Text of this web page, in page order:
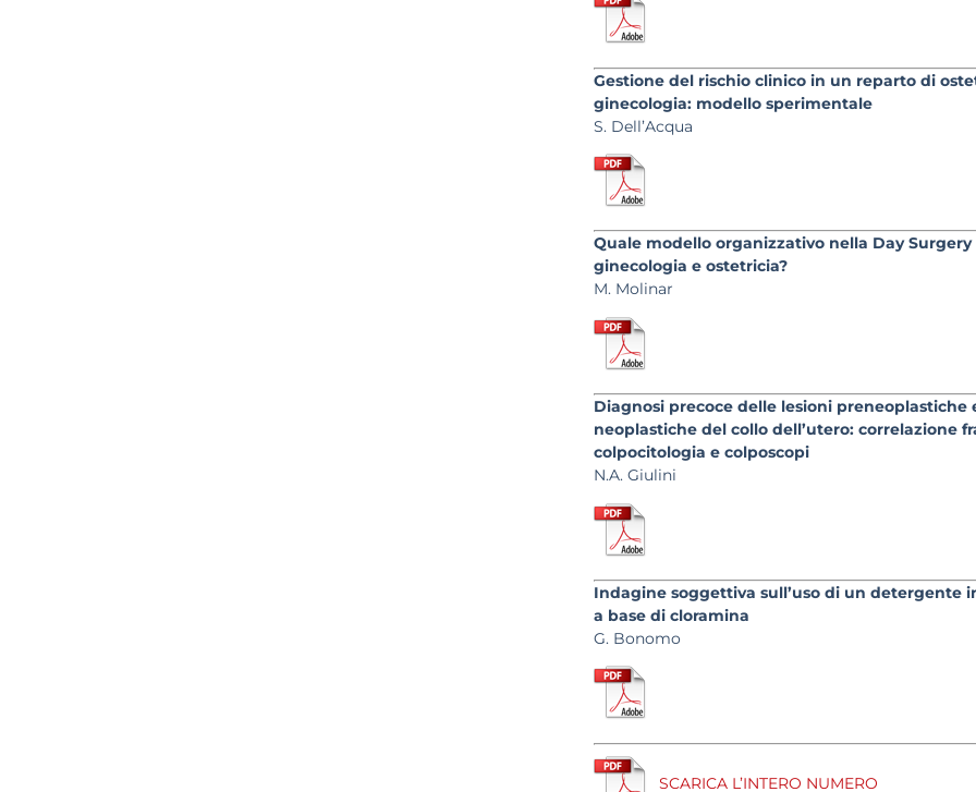
Gestione del rischio clinico in un reparto di
ginecologia: modello sperimentale
S. Dell’Acqua
Quale modello organizzativo nella Day Surgery
ginecologia e ostetricia?
M. Molinar
Diagnosi precoce delle lesioni preneoplastiche
neoplastiche del collo dell’utero: correlazione
colpocitologia e colposcopi
N.A. Giulini
Indagine soggettiva sull’uso di un detergente
a base di cloramina
G. Bonomo
SCARICA L’INTERO NUMERO